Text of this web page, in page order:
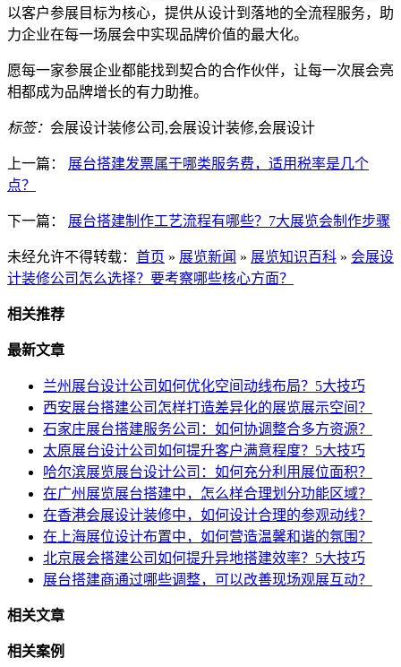
以客户参展目标为核心，提供从设计到落地的全流程服务，助
力企业在每一场展会中实现品牌价值的最大化。
愿每一家参展企业都能找到契合的合作伙伴，让每一次展会亮
相都成为品牌增长的有力助推。
标签： 会展设计装修公司,会展设计装修,会展设计
上一篇： 展台搭建发票属于哪类服务费，适用税率是几个
点？
下一篇： 展台搭建制作工艺流程有哪些？7大展览会制作步骤
未经允许不得转载： 首页 » 展览新闻 » 展览知识百科 » 会展设
计装修公司怎么选择？要考察哪些核心方面？
相关推荐
最新文章
兰州展台设计公司如何优化空间动线布局？5大技巧
西安展台搭建公司怎样打造差异化的展览展示空间？
石家庄展台搭建服务公司：如何协调整合多方资源？
太原展台设计公司如何提升客户满意程度？5大技巧
哈尔滨展览展台设计公司：如何充分利用展位面积？
在广州展览展台搭建中，怎么样合理划分功能区域？
在香港会展设计装修中，如何设计合理的参观动线？
在上海展位设计布置中，如何营造温馨和谐的氛围？
北京展会搭建公司如何提升异地搭建效率？5大技巧
展台搭建商通过哪些调整，可以改善现场观展互动？
相关文章
相关案例